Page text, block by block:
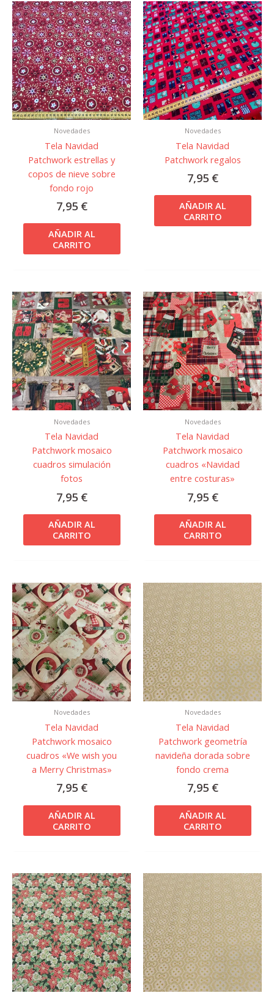
Novedades
Tela Navidad
Patchwork estrellas y
copos de nieve sobre
fondo rojo
7,95 €
AÑADIR AL
CARRITO
Novedades
Tela Navidad
Patchwork regalos
7,95 €
AÑADIR AL
CARRITO
Novedades
Tela Navidad
Patchwork mosaico
cuadros simulación
fotos
7,95 €
AÑADIR AL
CARRITO
Novedades
Tela Navidad
Patchwork mosaico
cuadros «Navidad
entre costuras»
7,95 €
AÑADIR AL
CARRITO
Novedades
Tela Navidad
Patchwork mosaico
cuadros «We wish you
a Merry Christmas»
7,95 €
AÑADIR AL
CARRITO
Novedades
Tela Navidad
Patchwork geometría
navideña dorada sobre
fondo crema
7,95 €
AÑADIR AL
CARRITO